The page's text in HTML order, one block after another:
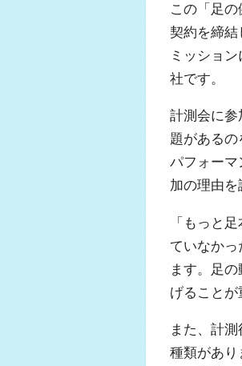
この「足
契約を締結
ミッショ
社です。
計測会に参
題があるの
パフォーマ
加の理由を
「もっと
ていなか
ます。足
げることが
また、計
種類があり